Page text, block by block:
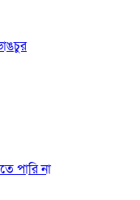
পারি না